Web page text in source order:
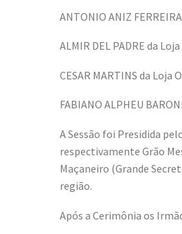
ANTONIO ANIZ
ALMIR DEL PADRE da
CESAR MARTINS da
FABIANO ALPHEU
A Sessão foi Presidida
respectivamente Grão
Maçaneiro (Grande
região.
Após a Cerimônia os